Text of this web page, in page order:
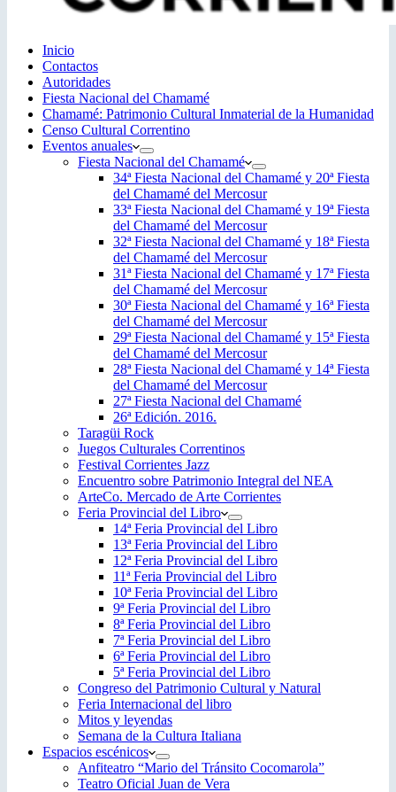
Inicio
Contactos
Autoridades
Fiesta Nacional del Chamamé
Chamamé: Patrimonio Cultural Inmaterial de la Humanidad
Censo Cultural Correntino
Eventos anuales
Fiesta Nacional del Chamamé
34ª Fiesta Nacional del Chamamé y 20ª Fiesta
del Chamamé del Mercosur
33ª Fiesta Nacional del Chamamé y 19ª Fiesta
del Chamamé del Mercosur
32ª Fiesta Nacional del Chamamé y 18ª Fiesta
del Chamamé del Mercosur
31ª Fiesta Nacional del Chamamé y 17ª Fiesta
del Chamamé del Mercosur
30ª Fiesta Nacional del Chamamé y 16ª Fiesta
del Chamamé del Mercosur
29ª Fiesta Nacional del Chamamé y 15ª Fiesta
del Chamamé del Mercosur
28ª Fiesta Nacional del Chamamé y 14ª Fiesta
del Chamamé del Mercosur
27ª Fiesta Nacional del Chamamé
26ª Edición. 2016.
Taragüi Rock
Juegos Culturales Correntinos
Festival Corrientes Jazz
Encuentro sobre Patrimonio Integral del NEA
ArteCo. Mercado de Arte Corrientes
Feria Provincial del Libro
14ª Feria Provincial del Libro
13ª Feria Provincial del Libro
12ª Feria Provincial del Libro
11ª Feria Provincial del Libro
10ª Feria Provincial del Libro
9ª Feria Provincial del Libro
8ª Feria Provincial del Libro
7ª Feria Provincial del Libro
6ª Feria Provincial del Libro
5ª Feria Provincial del Libro
Congreso del Patrimonio Cultural y Natural
Feria Internacional del libro
Mitos y leyendas
Semana de la Cultura Italiana
Espacios escénicos
Anfiteatro “Mario del Tránsito Cocomarola”
Teatro Oficial Juan de Vera